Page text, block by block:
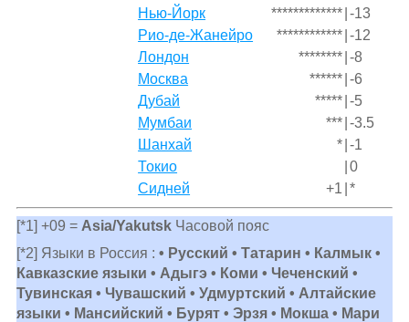
Нью-Йорк
************* -13
Рио-де-Жанейро
************ -12
Лондон
******** -8
Москва
****** -6
Дубай
***** -5
Мумбаи
*** -3.5
Шанхай
* -1
Токио
0
Сидней
+1 *
[*1] +09 = Asia/YakutskЧасовой пояс
[*2] Языки в Россия : • Русский • Татарин • Калмык •
Кавказские языки • Адыгэ • Коми • Чеченский •
Тувинская • Чувашский • Удмуртский • Алтайские
языки • Мансийский • Бурят • Эрзя • Мокша • Мари